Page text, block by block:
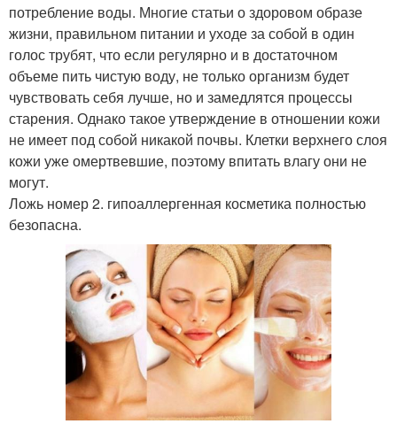
потребление воды. Многие статьи о здоровом образе
жизни, правильном питании и уходе за собой в один
голос трубят, что если регулярно и в достаточном
объеме пить чистую воду, не только организм будет
чувствовать себя лучше, но и замедлятся процессы
старения. Однако такое утверждение в отношении кожи
не имеет под собой никакой почвы. Клетки верхнего слоя
кожи уже омертвевшие, поэтому впитать влагу они не
могут.
Ложь номер 2. гипоаллергенная косметика полностью
безопасна.